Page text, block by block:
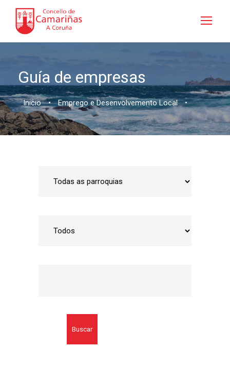
Guía de empresas
Inicio • Emprego e Desenvolvemento Local •
Buscar